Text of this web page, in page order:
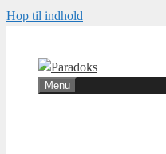
Hop til indhold
Menu